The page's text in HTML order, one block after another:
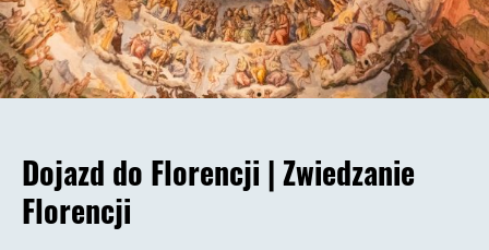
Dojazd do Florencji |Zwiedzanie
Florencji